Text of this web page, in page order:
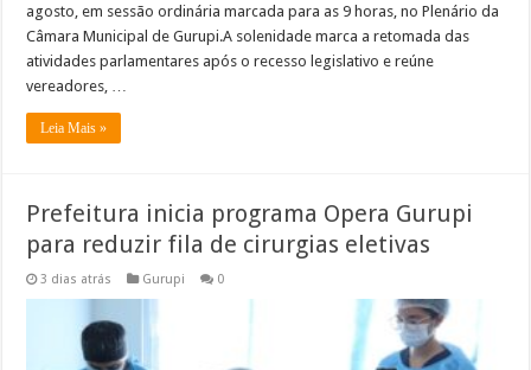
agosto, em sessão ordinária marcada para as 9 horas, no Plenário da
Câmara Municipal de Gurupi.A solenidade marca a retomada das
atividades parlamentares após o recesso legislativo e reúne
vereadores, …
Leia Mais »
Prefeitura inicia programa Opera Gurupi
para reduzir fila de cirurgias eletivas
3 dias atrás Gurupi 0